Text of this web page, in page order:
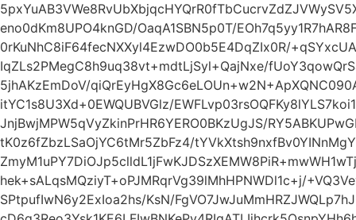
eno0dKm8UPO4knGD/OaqA1SBN5p0T/
0rKuNhC8iF64fecNXXyl4EzwDO0b5E4DqZIx0R/
IqZLs2PMegC8h9uq38vt+mdtLjSyl+QajNxe/
5jhAKzEmDoV/
itYC1s8U3Xd+0EWQUBVGlz/
JnjBwjMPW5qVyZkinPrHR6YERO0BKzUgJS/
tK0z6fZbzLSaOjYC6tMr5ZbFz4/
hek+sALqsMQziyT+oPJMRqrVg39lMhHPNWDl1c+j/
SPtpufIwN6y2ExIoa2hs/KsN/